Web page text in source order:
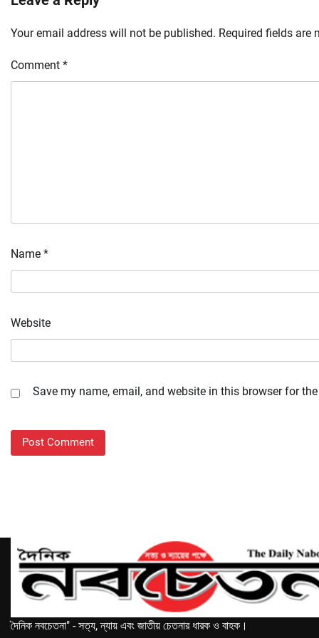
Your email address will not be published. Required fields are
Comment *
Name *
Website
Save my name, email, and website in this browser for
দৈনিক নবচেতনা" - সত্য, ন্যায় এবং জাতীয় চেতনার ধারক ও বাহক।